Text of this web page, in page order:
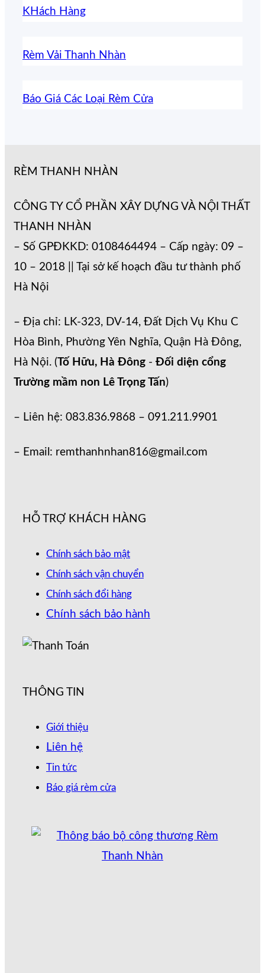
KHách Hàng
Rèm Vải Thanh Nhàn
Báo Giá Các Loại Rèm Cửa
RÈM THANH NHÀN
CÔNG TY CỔ PHẦN XÂY DỰNG VÀ NỘI THẤT
THANH NHÀN
– Số GPĐKKD: 0108464494 – Cấp ngày: 09 –
10 – 2018 || Tại sở kế hoạch đầu tư thành phố
Hà Nội
– Địa chỉ: LK-323, DV-14, Đất Dịch Vụ Khu C
Hòa Bình, Phường Yên Nghĩa, Quận Hà Đông,
Hà Nội. ( Tố Hữu, Hà Đông - Đối diện cổng
Trường mầm non Lê Trọng Tấn)
– Liên hệ: 083.836.9868 – 091.211.9901
– Email: remthanhnhan816@gmail.com
HỖ TRỢ KHÁCH HÀNG
Chính sách bảo mật
Chính sách vận chuyển
Chính sách đổi hàng
Chính sách bảo hành
THÔNG TIN
Giới thiệu
Liên hệ
Tin tức
Báo giá rèm cửa